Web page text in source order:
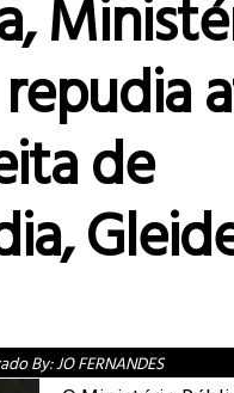
de
By:JO FERNANDES